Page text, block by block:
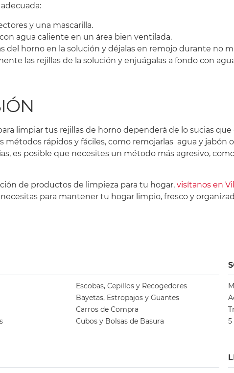
y una mascarilla.
agua caliente en un área bien ventilada.
del horno en la solución y déjalas en remojo durante no
las rejillas de la solución y enjuágalas a fondo con
limpiar tus rejillas de horno dependerá de lo sucias
métodos rápidos y fáciles, como remojarlas agua y
es posible que necesites un método más agresivo,
de productos de limpieza para tu hogar, visítanos en
para mantener tu hogar limpio, fresco y
Escobas, Cepillos y Recogedores
Bayetas, Estropajos y Guantes
Carros de Compra
Cubos y Bolsas de Basura
5